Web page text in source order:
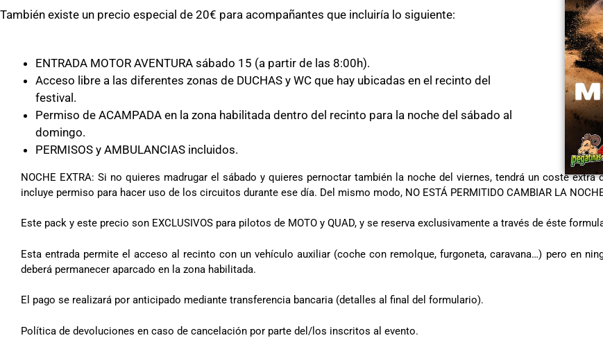
También existe un precio especial de 20€ para acompañantes que incluiría lo siguiente:
ENTRADA MOTOR AVENTURA sábado 15 (a partir de las 8:00h).
Acceso libre a las diferentes zonas de DUCHAS y WC que hay ubicadas en el recinto del
festival.
Permiso de ACAMPADA en la zona habilitada dentro del recinto para la noche del sábado al
domingo.
PERMISOS y AMBULANCIAS incluidos.
NOCHE EXTRA: Si no quieres madrugar el sábado y quieres pernoctar también la noche del viernes, tendrá un coste
incluye permiso para hacer uso de los circuitos durante ese día. Del mismo modo, NO ESTÁ PERMITIDO CAMBIAR LA NOCHE
Este pack y este precio son EXCLUSIVOS para pilotos de MOTO y QUAD, y se reserva exclusivamente a través de éste
Esta entrada permite el acceso al recinto con un vehículo auxiliar (coche con remolque, furgoneta, caravana…) pero en
deberá permanecer aparcado en la zona habilitada.
El pago se realizará por anticipado mediante transferencia bancaria (detalles al final del formulario).
Política de devoluciones en caso de cancelación por parte del/los inscritos al evento.